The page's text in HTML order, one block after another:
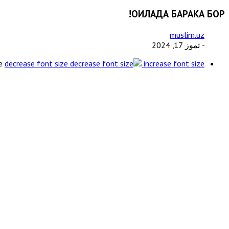
ОИЛАДА БАРАКА БОР!
muslim.uz
- تموز 17, 2024
decrease font size increase font size